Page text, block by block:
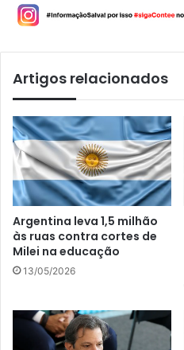
Artigos relacionados
Argentina leva 1,5 milhão
às ruas contra cortes de
Milei na educação
13/05/2026